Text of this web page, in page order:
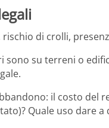
di crolli,
su terreni o
il costo del
Quale uso dare